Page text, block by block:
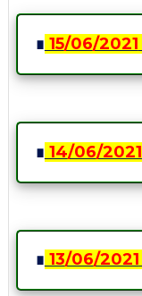
∎ 15/06/2021
∎ 14/06/2021
∎ 13/06/2021